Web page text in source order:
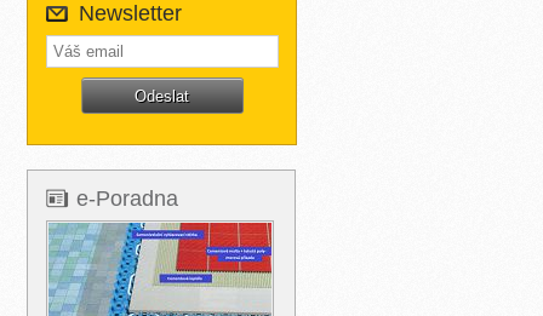
Newsletter
e-Poradna